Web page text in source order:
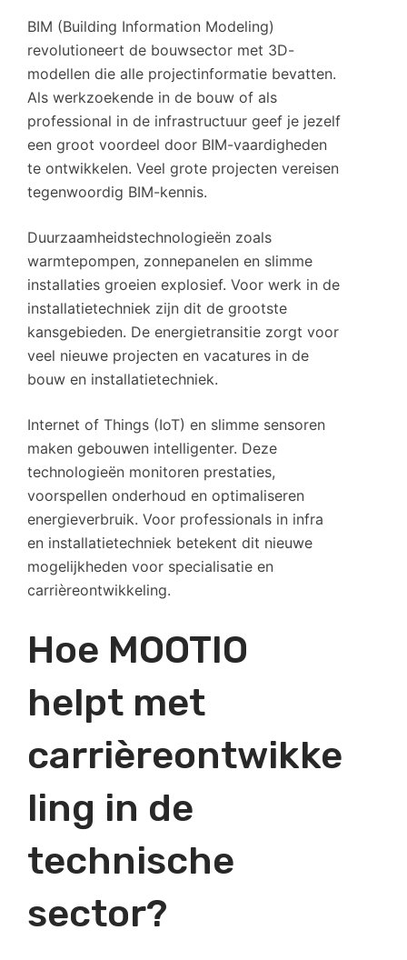
BIM (Building Information Modeling)
revolutioneert de bouwsector met 3D-
modellen die alle projectinformatie bevatten.
Als werkzoekende in de bouw of als
professional in de infrastructuur geef je jezelf
een groot voordeel door BIM-vaardigheden
te ontwikkelen. Veel grote projecten vereisen
tegenwoordig BIM-kennis.
Duurzaamheidstechnologieën zoals
warmtepompen, zonnepanelen en slimme
installaties groeien explosief. Voor werk in de
installatietechniek zijn dit de grootste
kansgebieden. De energietransitie zorgt voor
veel nieuwe projecten en vacatures in de
bouw en installatietechniek.
Internet of Things (IoT) en slimme sensoren
maken gebouwen intelligenter. Deze
technologieën monitoren prestaties,
voorspellen onderhoud en optimaliseren
energieverbruik. Voor professionals in infra
en installatietechniek betekent dit nieuwe
mogelijkheden voor specialisatie en
carrièreontwikkeling.
Hoe MOOTIO
helpt met
carrièreontwikke
ling in de
technische
sector?